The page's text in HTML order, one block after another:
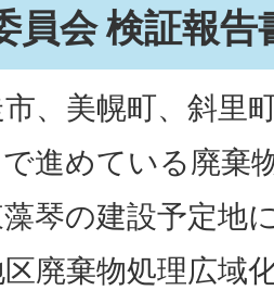
員会 検証報
、美幌町、斜里
進めている廃棄
琴の建設予定地
廃棄物処理広域